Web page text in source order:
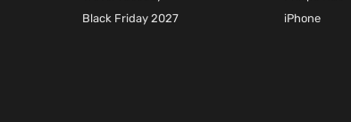
Black Friday 2027
iPhone